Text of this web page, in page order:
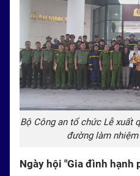
Bộ Công an tổ chức Lễ xuất
đường làm
Ngày hội "Gia đình hạnh